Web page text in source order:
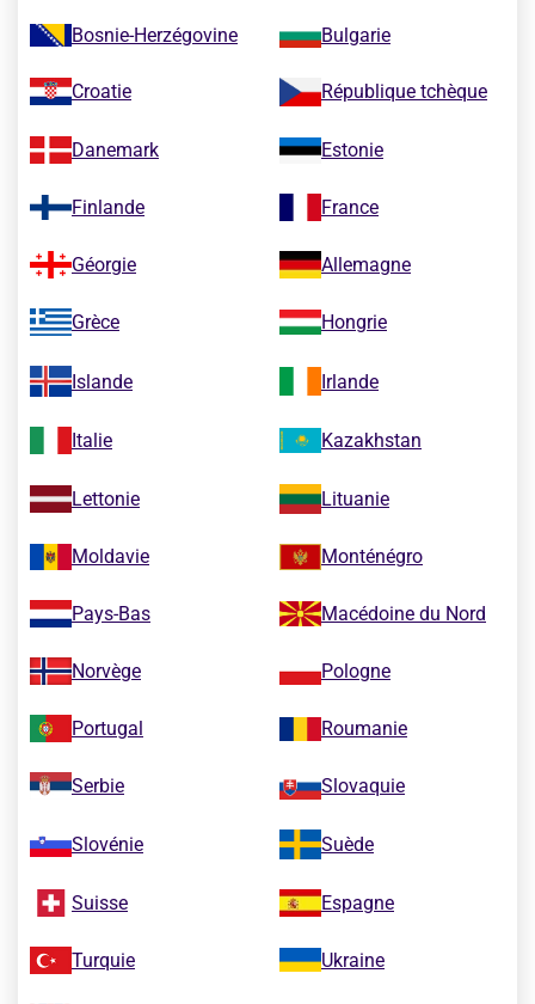
Bosnie-Herzégovine Bulgarie
Croatie République tchèque
Danemark Estonie
Finlande France
Géorgie Allemagne
Grèce Hongrie
Islande Irlande
Italie Kazakhstan
Lettonie Lituanie
Moldavie Monténégro
Pays-Bas Macédoine du Nord
Norvège Pologne
Portugal Roumanie
Serbie Slovaquie
Slovénie Suède
Suisse Espagne
Turquie Ukraine